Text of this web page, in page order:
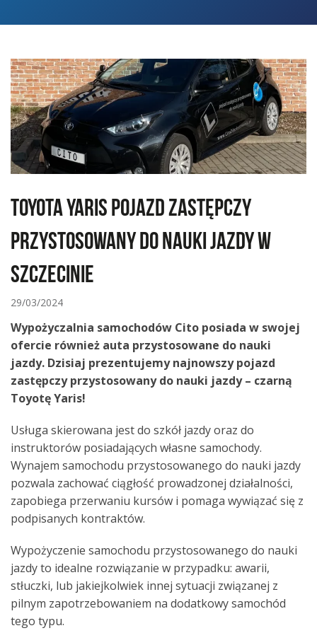
KONTAKT
Toyota Yaris pojazd zastępczy
przystosowany do nauki jazdy w
Szczecinie
29/03/2024
Wypożyczalnia samochodów Cito posiada w swojej
ofercie również auta przystosowane do nauki
jazdy. Dzisiaj prezentujemy najnowszy pojazd
zastępczy przystosowany do nauki jazdy – czarną
Toyotę Yaris!
Usługa skierowana jest do szkół jazdy oraz do
instruktorów posiadających własne samochody.
Wynajem samochodu przystosowanego do nauki jazdy
pozwala zachować ciągłość prowadzonej działalności,
zapobiega przerwaniu kursów i pomaga wywiązać się z
podpisanych kontraktów.
Wypożyczenie samochodu przystosowanego do nauki
jazdy to idealne rozwiązanie w przypadku: awarii,
stłuczki, lub jakiejkolwiek innej sytuacji związanej z
pilnym zapotrzebowaniem na dodatkowy samochód
tego typu.